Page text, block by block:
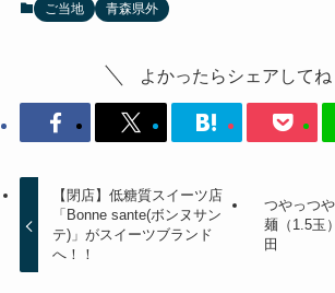
ご当地 青森県外
よかったらシェアしてね
【閉店】低糖質スイーツ店
「Bonne sante(ボンヌサン
テ)」がスイーツブランド
へ！！
つやっつ
麺（1.5玉
田